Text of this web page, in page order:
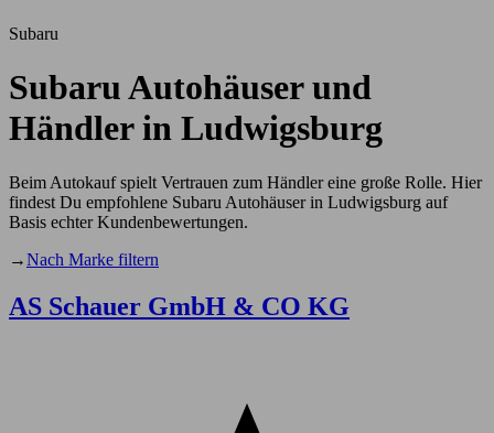
Subaru
Subaru Autohäuser und
Händler in Ludwigsburg
Beim Autokauf spielt Vertrauen zum Händler eine große Rolle. Hier
findest Du empfohlene Subaru Autohäuser in Ludwigsburg auf
Basis echter Kundenbewertungen.
→Nach Marke filtern
AS Schauer GmbH & CO KG